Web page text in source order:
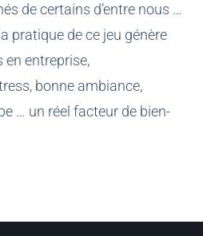
de certains d’entre nous …
pratique de ce jeu génère
en entreprise,
bonne ambiance,
… un réel facteur de bien-